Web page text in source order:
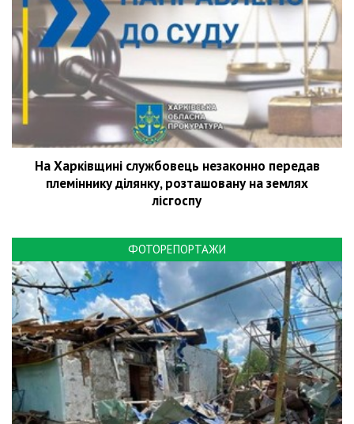
На Харківщині службовець незаконно передав
племіннику ділянку, розташовану на землях
лісгоспу
ФОТОРЕПОРТАЖИ